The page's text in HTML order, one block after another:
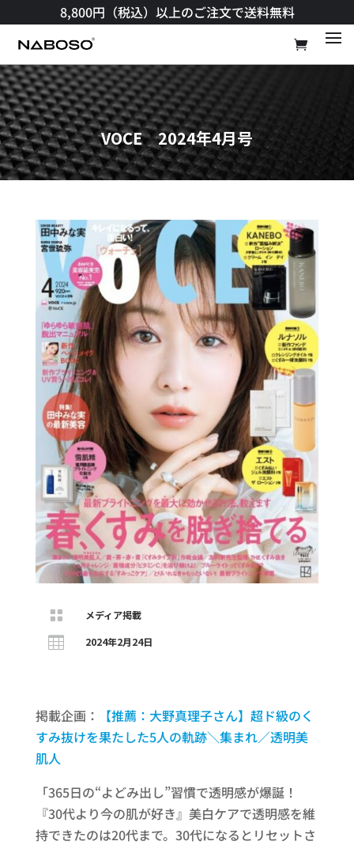
8,800円（税込）以上のご注文で送料無料​
VOCE 2024年4月号
 メディア掲載
 2024年2月24日
掲載企画：
【推薦：大野真理子さん】​超ド級のく
すみ抜けを果たした​5人の軌跡＼集まれ／​透明美
肌人​
「365日の“よどみ出し”習慣で透明感が爆誕！
『30代より今の肌が好き』美白ケアで透明感を維
持できたのは20代まで。30代になるとリセットさ